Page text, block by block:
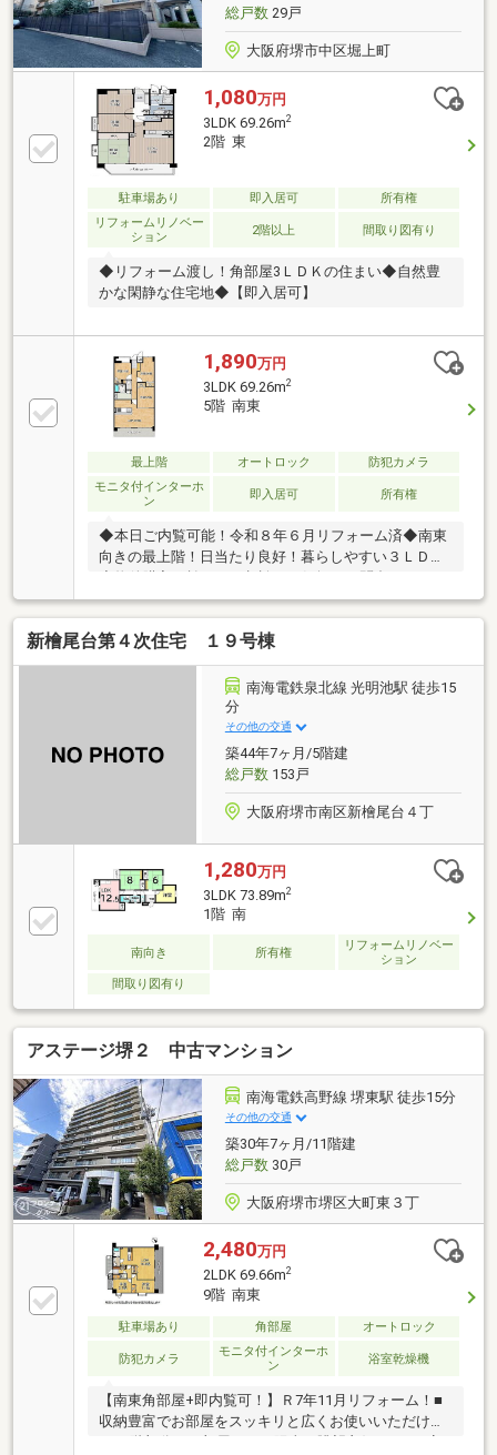
総戸数29戸
大阪府堺市中区堀上町
1,080万円
3LDK 69.26m2
2階 東
駐車場あり 即入居可
所有権
リフォームリノベー
ション
2階以上 間取り図有り
◆リフォーム渡し！角部屋3ＬＤＫの住まい◆自然豊
かな閑静な住宅地◆【即入居可】
1,890万円
3LDK 69.26m2
5階 南東
最上階 オートロック
防犯カメラ
モニタ付インターホ
ン
即入居可 所有権
◆本日ご内覧可能！令和８年６月リフォーム済◆南東
向きの最上階！日当たり良好！暮らしやすい３ＬＤＫ
い♪
新檜尾台第４次住宅 １９号棟
南海電鉄泉北線 光明池駅 徒歩15
分
その他の交通
築44年7ヶ月/5階建
総戸数153戸
大阪府堺市南区新檜尾台４丁
1,280万円
3LDK 73.89m2
1階 南
南向き 所有権
リフォームリノベー
ション
間取り図有り
アステージ堺２ 中古マンション
南海電鉄高野線 堺東駅 徒歩15分
その他の交通
築30年7ヶ月/11階建
総戸数30戸
大阪府堺市堺区大町東３丁
2,480万円
2LDK 69.66m2
9階 南東
駐車場あり 角部屋 オートロック
防犯カメラ
モニタ付インターホ
ン
浴室乾燥機
【南東角部屋+即内覧可！】Ｒ7年11月リフォーム！■
収納豊富でお部屋をスッキリと広くお使いいただけま